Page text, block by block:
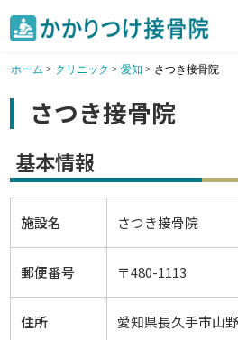
ホーム > クリニック > 愛知 > さつき接骨院
さつき接骨院
基本情報
施設名 さつき接骨院
郵便番号 〒480-1113
住所 愛知県長久手市山